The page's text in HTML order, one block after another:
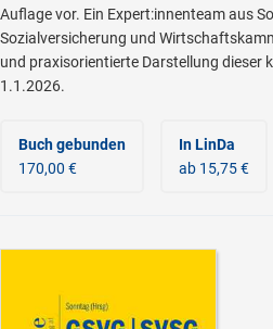
Auflage vor. Ein Expert:innenteam aus
Sozialversicherung und
und praxisorientierte Darstellung dieser
1.1.2026.
Buch gebunden
170,00 €
In LinDa
ab 15,75 €